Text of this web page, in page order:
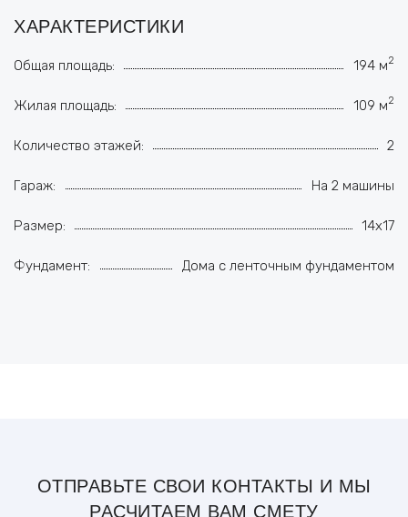
ХАРАКТЕРИСТИКИ
Общая площадь: 194 м2
Жилая площадь: 109 м2
Количество этажей: 2
Гараж: На 2 машины
Размер: 14x17
Фундамент: Дома с ленточным фундаментом
ОТПРАВЬТЕ СВОИ КОНТАКТЫ И МЫ
РАСЧИТАЕМ ВАМ СМЕТУ